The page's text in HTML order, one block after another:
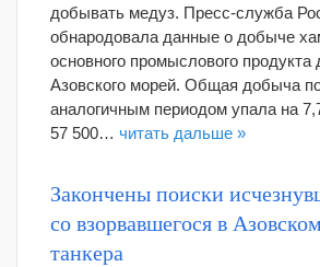
добывать медуз. Пресс-служба
обнародовала данные о добыче
основного промыслового продукта
Азовского морей. Общая добыча
аналогичным периодом упала на
57 500… читать дальше »
Закончены поиски
со взорвавшегося в
танкера